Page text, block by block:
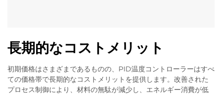
長期的なコストメリット
初期価格はさまざまであるものの、PID温度コントローラーはすべ
ての価格帯で長期的なコストメリットを提供します。改善された
プロセス制御により、材料の無駄が減少し、エネルギー消費が低